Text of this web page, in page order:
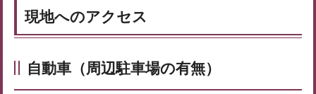
現地へのアクセス
自動車（周辺駐車場の有無）